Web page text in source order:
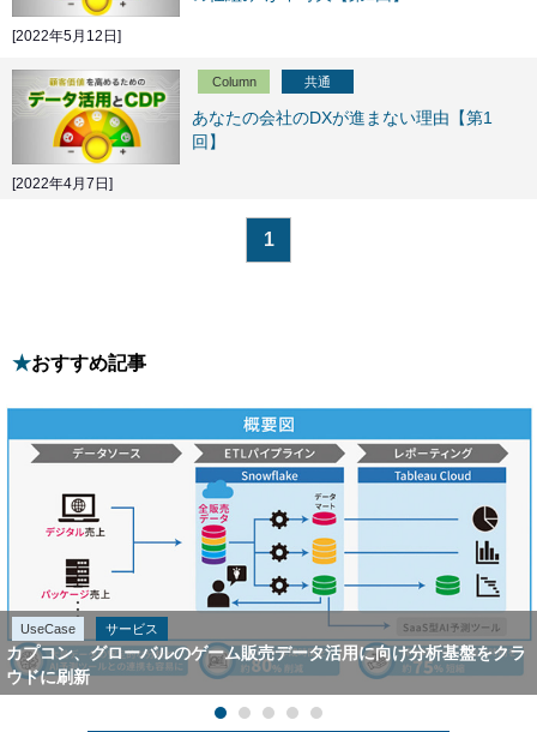
[2022年5月12日]
Column 共通
あなたの会社のDXが進まない理由【第1
回】
[2022年4月7日]
1
おすすめ記事
UseCase サービス
カプコン、グローバルのゲーム販売データ活用に向け分析基盤をクラ
ウドに刷新